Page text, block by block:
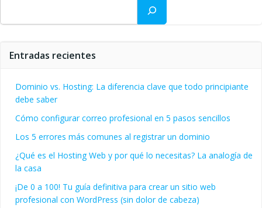
las
entradas
las
entradas
Buscar
Entradas recientes
Dominio vs. Hosting: La diferencia clave que todo principiante
debe saber
Cómo configurar correo profesional en 5 pasos sencillos
Los 5 errores más comunes al registrar un dominio
¿Qué es el Hosting Web y por qué lo necesitas? La analogía de
la casa
¡De 0 a 100! Tu guía definitiva para crear un sitio web
profesional con WordPress (sin dolor de cabeza)